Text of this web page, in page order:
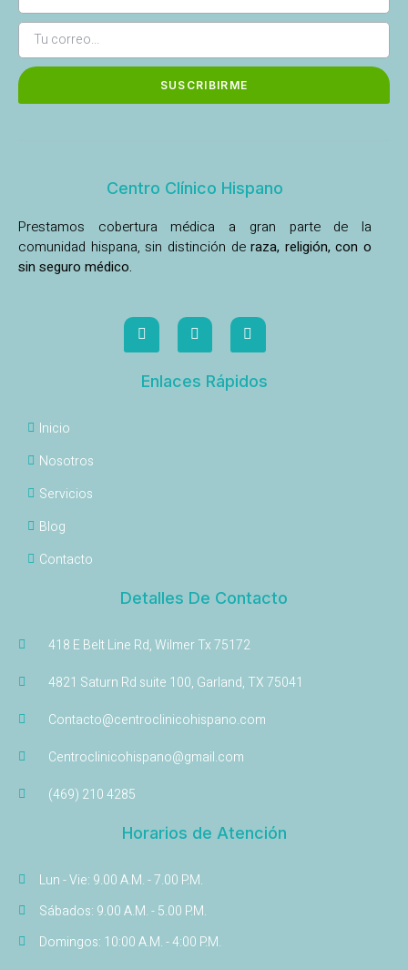
SUSCRIBIRME
Centro Clínico Hispano
Prestamos cobertura médica a gran parte de la
comunidad hispana, sin distinción deraza, religión, con o
sin seguro médico.
Enlaces Rápidos
Inicio
Nosotros
Servicios
Blog
Contacto
Detalles De Contacto
418 E Belt Line Rd, Wilmer Tx 75172
4821 Saturn Rd suite 100, Garland, TX 75041
Contacto@centroclinicohispano.com
Centroclinicohispano@gmail.com
(469) 210 4285
Horarios de Atención
Lun - Vie: 9.00 A.M. - 7.00 P.M.
Sábados: 9.00 A.M. - 5.00 P.M.
Domingos: 10:00 A.M. - 4:00 P.M.